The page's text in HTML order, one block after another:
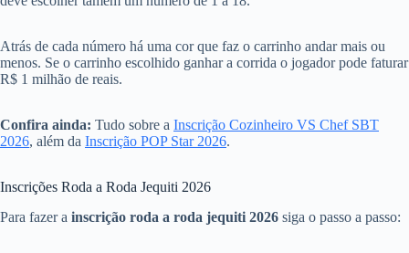
Atrás de cada número há uma cor que faz o carrinho andar mais ou
menos. Se o carrinho escolhido ganhar a corrida o jogador pode faturar
R$ 1 milhão de reais.
Confira ainda: Tudo sobre a Inscrição Cozinheiro VS Chef SBT
2026, além da Inscrição POP Star 2026.
Inscrições Roda a Roda Jequiti 2026
Para fazer a inscrição roda a roda jequiti 2026 siga o passo a passo: